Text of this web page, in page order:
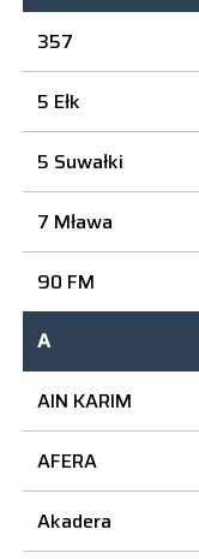
357
5 Ełk
5 Suwałki
7 Mława
90 FM
A
AIN KARIM
AFERA
Akadera